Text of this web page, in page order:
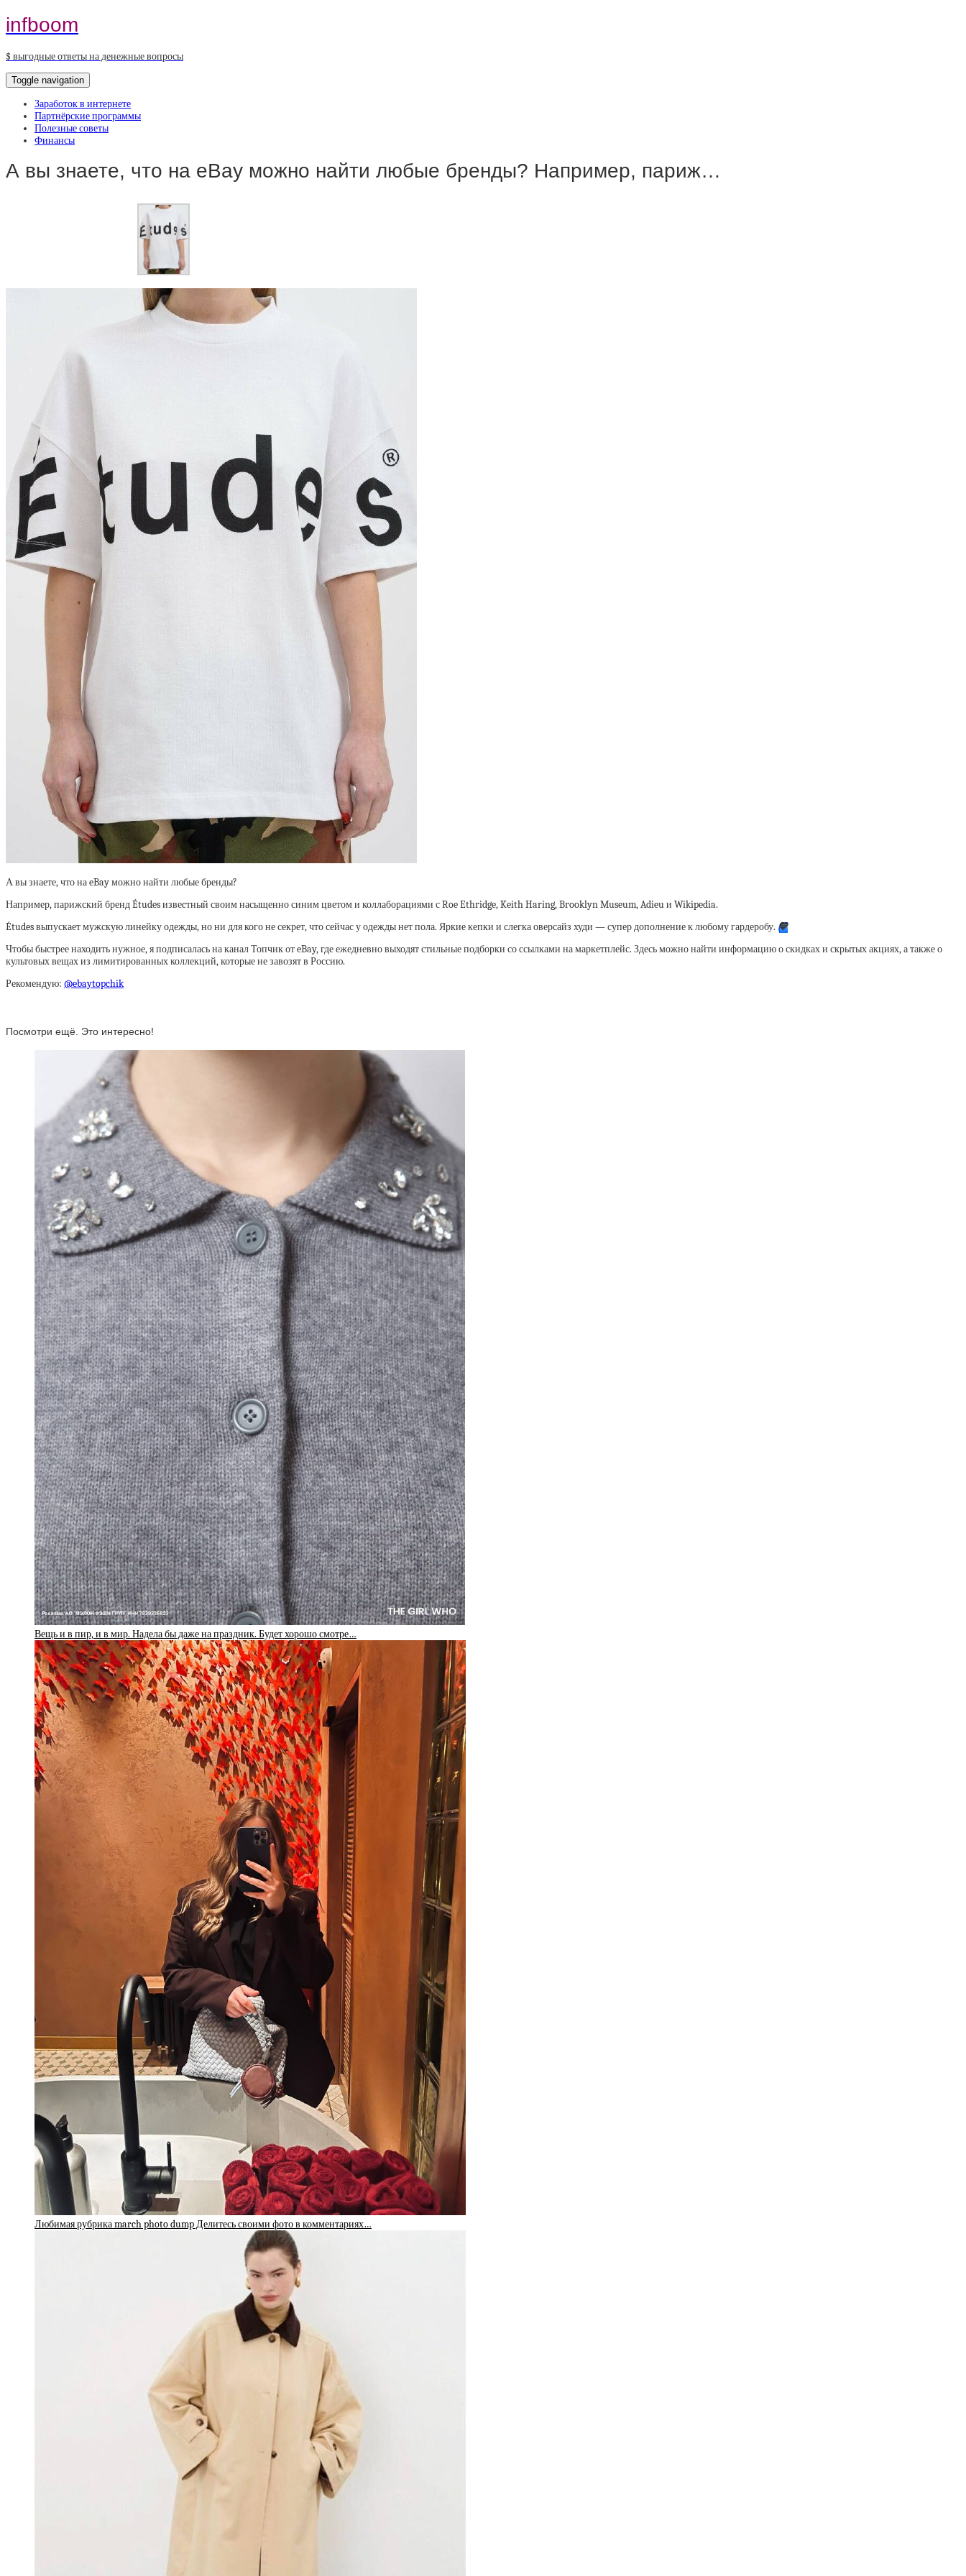
infboom
$ выгодные ответы на денежные вопросы
Toggle navigation
Заработок в интернете
Партнёрские программы
Полезные советы
Финансы
А вы знаете, что на eBay можно найти любые бренды? Например, париж…
А вы знаете, что на eBay можно найти любые бренды?
Например, парижский бренд Études извеcтный своим насыщенно синим цветом и коллаборациями с Roe Ethridge, Keith Haring, Brooklyn Museum, Adieu и Wikipedia.
Études выпускает мужскую линейку одежды, но ни для кого не секрет, что сейчас у одежды нет пола. Яркие кепки и слегка оверсайз худи — супер дополнение к любому гардеробу. 💙
Чтобы быстрее находить нужное, я подписалась на канал Топчик от eBay, где ежедневно выходят стильные подборки со ссылками на маркетплейс. Здесь можно найти информацию о скидках и скрытых акциях, а также о
культовых вещах из лимитированных коллекций, которые не завозят в Россию.
Рекомендую: @ebaytopchik
Посмотри ещё. Это интересно!
Вещь и в пир, и в мир. Надела бы даже на праздник. Будет хорошо смотре…
Любимая рубрика march photo dump Делитесь своими фото в комментариях…